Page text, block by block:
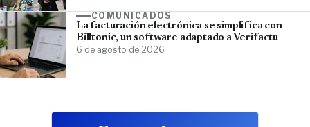
COMUNICADOS
La facturación electrónica se simplifica con
Billtonic, un software adaptado a Verifactu
6 de agosto de 2026